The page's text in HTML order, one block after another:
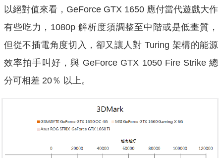
以絕對值來看，GeForce GTX 1650 應付當代遊戲大作
有些吃力，1080p 解析度須調整至中階或是低畫質，
但從不插電角度切入，卻又讓人對 Turing 架構的能源
效率拍手叫好，與 GeForce GTX 1050 Fire Strike 總
分可相差 20％ 以上。